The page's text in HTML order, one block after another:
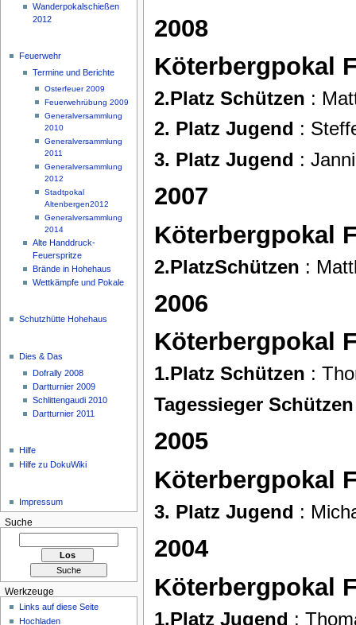
2008
Köterbergpokal
2.Platz Schützen :
2. Platz Jugend :
3. Platz Jugend :
2007
Köterbergpokal
2.PlatzSchützen :
2006
Köterbergpokal
1.Platz Schützen :
Tagessieger Schützen
2005
Köterbergpokal
3. Platz Jugend :
2004
Köterbergpokal
1.Platz Jugend :
Wanderpokalschießen
2012
Feuerwehr
Termine und Berichte
Osterfeuer 2009
Feuerwehrübung 2009
Generalversammlung
2010
Generalversammlung
2011
Generalversammlung
2012
Stadtpokal
Altenbergen2012
Generalversammlung
2014
Alte Handdruck-
Feuerspritze
Brände in Hohehaus
Wettkämpfe und Pokale
Schutzhütte Hohehaus
Dies & Das
Dofrally 2008
Dartturnier 2009
Schlittengaudi 2010
Dartturnier 2011
Hilfe
Hilfe zu DokuWiki
Impressum
Suche
Werkzeuge
Links auf diese Seite
Hochladen